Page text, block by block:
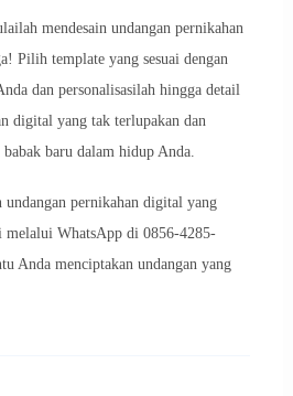
mendesain undangan pernikahan
Pilih template yang sesuai dengan
dan personalisasilah hingga detail
digital yang tak terlupakan dan
baru dalam hidup Anda.
undangan pernikahan digital yang
melalui WhatsApp di 0856-4285-
Anda menciptakan undangan yang